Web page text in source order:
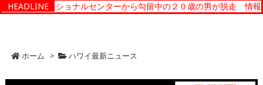
HEADLINE
ィーコレクショナルセンターから勾留中の２０歳の男が脱走 情報提
ホーム > ハワイ最新ニュース